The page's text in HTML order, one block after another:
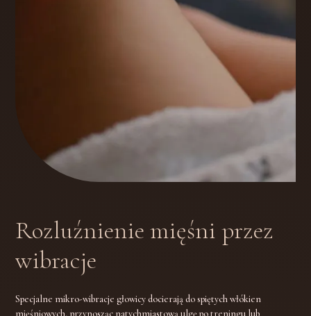
Rozluźnienie mięśni przez
wibracje
Specjalne mikro-wibracje głowicy docierają do spiętych włókien
mięśniowych, przynosząc natychmiastową ulgę po treningu lub